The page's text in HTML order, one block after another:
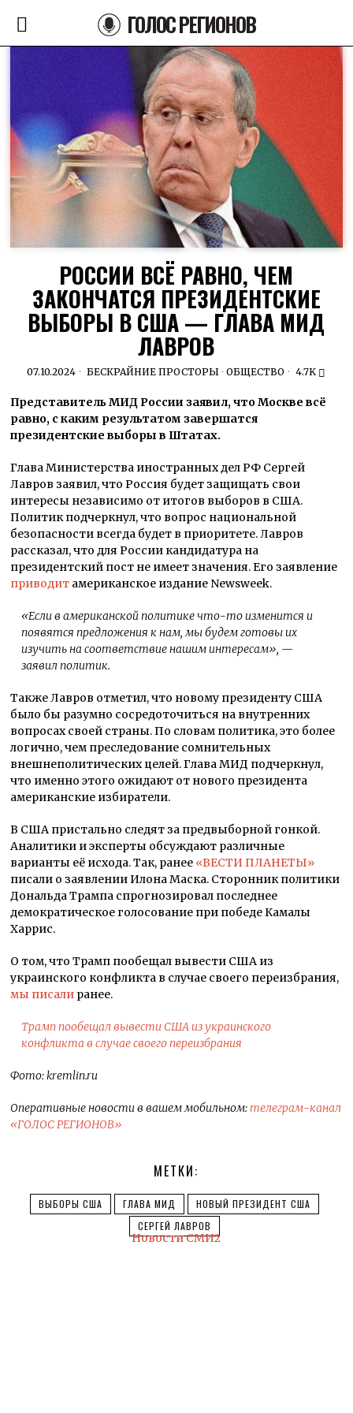
ГОЛОС РЕГИОНОВ
РОССИИ ВСЁ РАВНО, ЧЕМ
ЗАКОНЧАТСЯ ПРЕЗИДЕНТСКИЕ
ВЫБОРЫ В США — ГЛАВА МИД
ЛАВРОВ
07.10.2024 БЕСКРАЙНИЕ ПРОСТОРЫ · ОБЩЕСТВО 4.7K
Представитель МИД России заявил, что Москве всё
равно, с каким результатом завершатся
президентские выборы в Штатах.
Глава Министерства иностранных дел РФ Сергей
Лавров заявил, что Россия будет защищать свои
интересы независимо от итогов выборов в США.
Политик подчеркнул, что вопрос национальной
безопасности всегда будет в приоритете. Лавров
рассказал, что для России кандидатура на
президентский пост не имеет значения. Его заявление
приводит американское издание Newsweek.
«Если в американской политике что-то изменится и
появятся предложения к нам, мы будем готовы их
изучить на соответствие нашим интересам», —
заявил политик.
Также Лавров отметил, что новому президенту США
было бы разумно сосредоточиться на внутренних
вопросах своей страны. По словам политика, это более
логично, чем преследование сомнительных
внешнеполитических целей. Глава МИД подчеркнул,
что именно этого ожидают от нового президента
американские избиратели.
В США пристально следят за предвыборной гонкой.
Аналитики и эксперты обсуждают различные
варианты её исхода. Так, ранее «ВЕСТИ ПЛАНЕТЫ»
писали о заявлении Илона Маска. Сторонник политики
Дональда Трампа спрогнозировал последнее
демократическое голосование при победе Камалы
Харрис.
О том, что Трамп пообещал вывести США из
украинского конфликта в случае своего переизбрания,
мы писали ранее.
Трамп пообещал вывести США из украинского
конфликта в случае своего переизбрания
Фото: kremlin.ru
Оперативные новости в вашем мобильном:телеграм-канал
«ГОЛОС РЕГИОНОВ»
МЕТКИ:
ВЫБОРЫ США ГЛАВА МИД
НОВЫЙ ПРЕЗИДЕНТ США
СЕРГЕЙ ЛАВРОВ
Новости СМИ2